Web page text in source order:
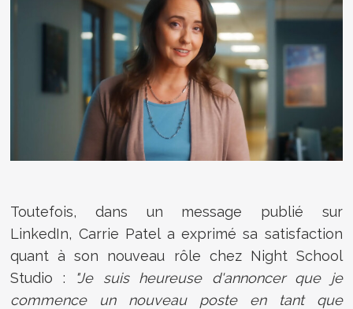
Toutefois, dans un message publié sur
LinkedIn, Carrie Patel a exprimé sa satisfaction
quant à son nouveau rôle chez Night School
Studio :
"Je suis heureuse d'annoncer que je
commence un nouveau poste en tant que